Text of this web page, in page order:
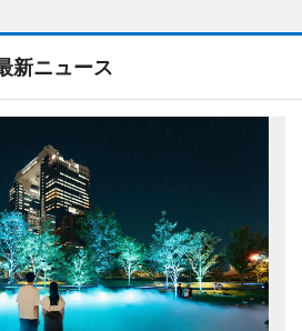
新ニュース